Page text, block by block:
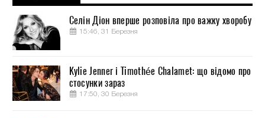
Селін Діон вперше розповіла про важку хворобу
15:46, 31 Березня
Kylie Jenner і Timothée Chalamet: що відомо про
стосунки зараз
17:50, 30 Березня